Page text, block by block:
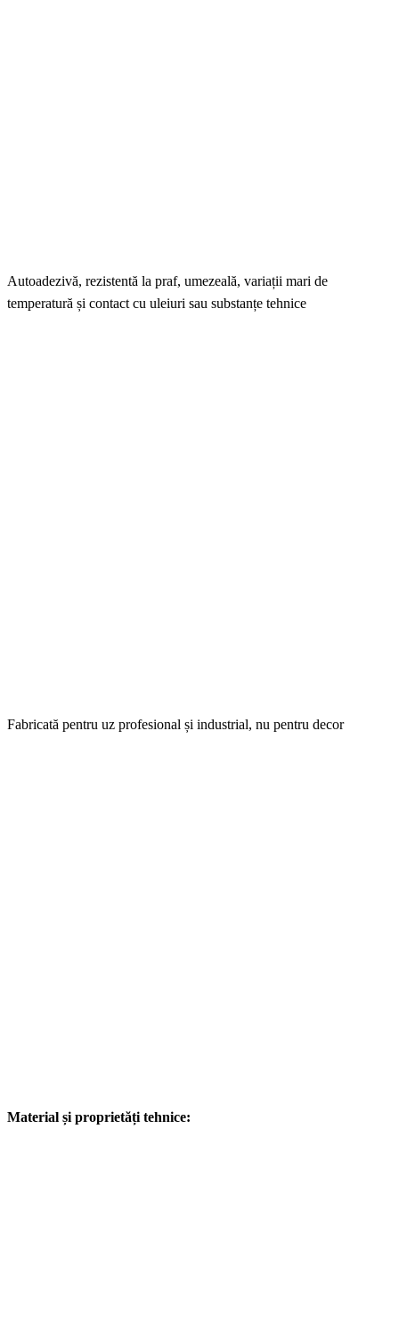
Autoadezivă, rezistentă la praf, umezeală, variații mari de
temperatură și contact cu uleiuri sau substanțe tehnice
Fabricată pentru uz profesional și industrial, nu pentru decor
Material și proprietăți tehnice: